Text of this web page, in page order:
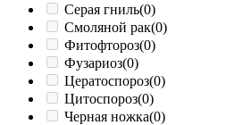
Серая гниль(0)
Смоляной рак(0)
Фитофтороз(0)
Фузариоз(0)
Цератоспороз(0)
Цитоспороз(0)
Черная ножка(0)